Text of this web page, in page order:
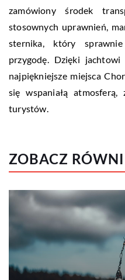
zamówiony środek
stosownych uprawnień,
sternika, który
przygodę. Dzięki
najpiękniejsze miejsca
się wspaniałą
turystów.
ZOBACZ